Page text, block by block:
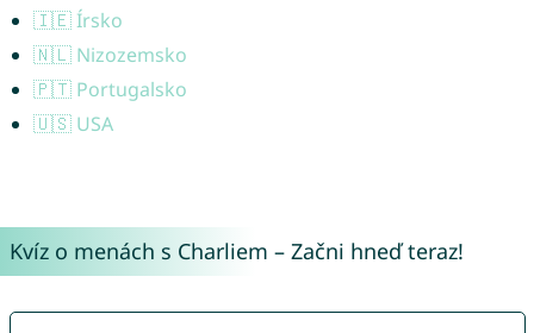
🇮🇪 Írsko
🇳🇱 Nizozemsko
🇵🇹 Portugalsko
🇺🇸 USA
Kvíz o menách s Charliem – Začni hneď teraz!